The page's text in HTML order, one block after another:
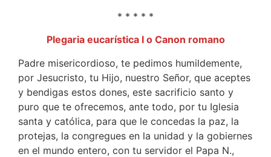
* * * * *
Plegaria eucarística I o Canon romano
Padre misericordioso, te pedimos humildemente,
por Jesucristo, tu Hijo, nuestro Señor, que aceptes
y bendigas estos dones, este sacrificio santo y
puro que te ofrecemos, ante todo, por tu Iglesia
santa y católica, para que le concedas la paz, la
protejas, la congregues en la unidad y la gobiernes
en el mundo entero, con tu servidor el Papa N.,